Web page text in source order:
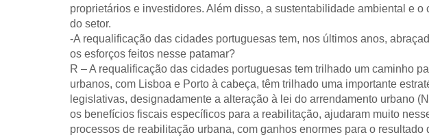
proprietários e investidores. Além disso, a sustentabilidade ambiental e
do setor.
-A requalificação das cidades portuguesas tem, nos últimos anos,
os esforços feitos nesse patamar?
R – A requalificação das cidades portuguesas tem trilhado um caminho
urbanos, com Lisboa e Porto à cabeça, têm trilhado uma importante
legislativas, designadamente a alteração à lei do arrendamento urbano
os benefícios fiscais específicos para a reabilitação, ajudaram muito
processos de reabilitação urbana, com ganhos enormes para o